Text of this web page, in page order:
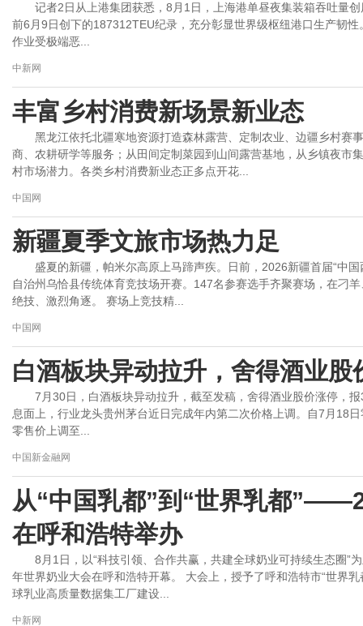
记者2日从上港集团获悉，8月1日，上海港单昼夜集装箱吞吐量
前6月9日创下的187312TEU纪录，充分彰显世界级枢纽港口生产韧
作业受极端恶...
中新网
丰富乡村消费新场景新业态
黑龙江依托北疆寒地资源打造森林露营、定制农业、边疆乡村赛
商、农耕研学等服务；从田间定制菜园到山间露营基地，从乡镇夜市
村市场潜力。各类乡村消费新业态正多点开花...
中国网
新疆夏季文旅市场热力足
盛夏的新疆，帕米尔高原上马蹄声疾。日前，2026新疆首届“中
自治州乌恰县传统体育竞技场开赛。147名参赛选手齐聚赛场，在刁
绝技、激烈角逐。 赛场上竞技精...
中国网
白酒板块异动拉升，舍得酒业股
7月30日，白酒板块异动拉升，截至发稿，舍得酒业股价涨停，
息面上，行业龙头贵州茅台近日完成年内第二次价格上调。自7月18
零售价上调至...
中国新金融网
从“中国乳都”到“世界乳都
在呼和浩特举办
8月1日，以“科技引领、合作共赢，共建全球奶业可持续生态圈”
年世界奶业大会在呼和浩特开幕。 大会上，授予了呼和浩特市“世界
球乳业高质量数据集工厂建设...
中新网